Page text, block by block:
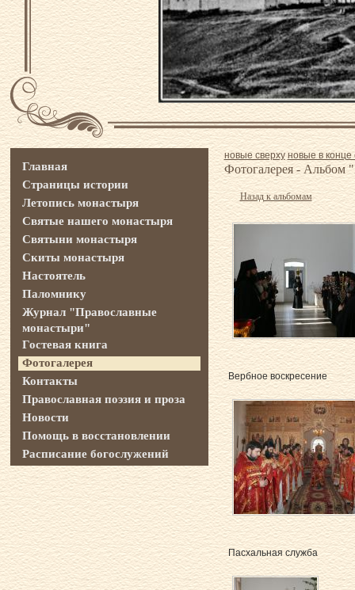
новые сверху новые в конце
Фотогалерея - Альбом
Назад к альбомам
Вербное воскресение
Пасхальная служба
Главная
Страницы истории
Летопись монастыря
Святые нашего монастыря
Святыни монастыря
Скиты монастыря
Настоятель
Паломнику
Журнал "Православные
монастыри"
Гостевая книга
Фотогалерея
Контакты
Православная поэзия и проза
Новости
Помощь в восстановлении
Расписание богослужений